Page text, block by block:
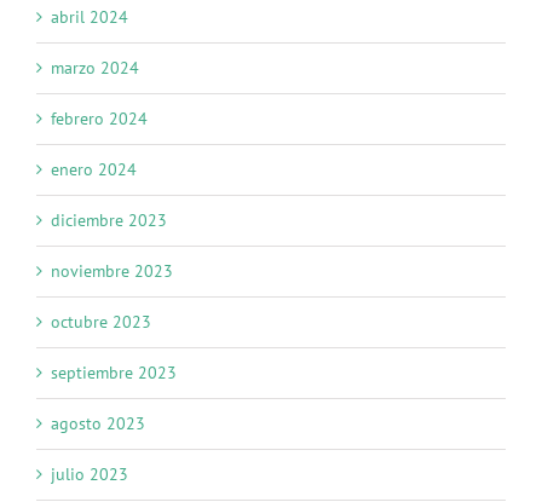
abril 2024
marzo 2024
febrero 2024
enero 2024
diciembre 2023
noviembre 2023
octubre 2023
septiembre 2023
agosto 2023
julio 2023